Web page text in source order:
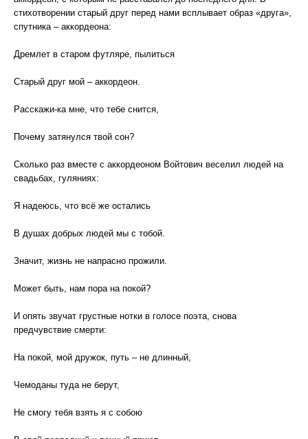
стихотворении старый друг перед нами всплывает образ «друга»,
спутника – аккордеона:
Дремлет в старом футляре, пылиться
Старый друг мой – аккордеон.
Расскажи-ка мне, что тебе снится,
Почему затянулся твой сон?
Сколько раз вместе с аккордеоном Войтович веселил людей на
свадьбах, гуляниях:
Я надеюсь, что всё же остались
В душах добрых людей мы с тобой.
Значит, жизнь не напрасно прожили.
Может быть, нам пора на покой?
И опять звучат грустные нотки в голосе поэта, снова
предчувствие смерти:
На покой, мой дружок, путь – не длинный,
Чемоданы туда не берут,
Не смогу тебя взять я с собою